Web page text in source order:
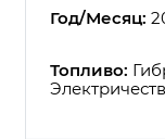
Год/Месяц:
Топливо: